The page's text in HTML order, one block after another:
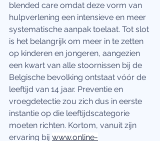
blended care omdat deze vorm van
hulpverlening een intensieve en meer
systematische aanpak toelaat. Tot slot
is het belangrijk om meer in te zetten
op kinderen en jongeren, aangezien
een kwart van alle stoornissen bij de
Belgische bevolking ontstaat vóór de
leeftijd van 14 jaar. Preventie en
vroegdetectie zou zich dus in eerste
instantie op die leeftijdscategorie
moeten richten. Kortom, vanuit zijn
ervaring bij www.online-